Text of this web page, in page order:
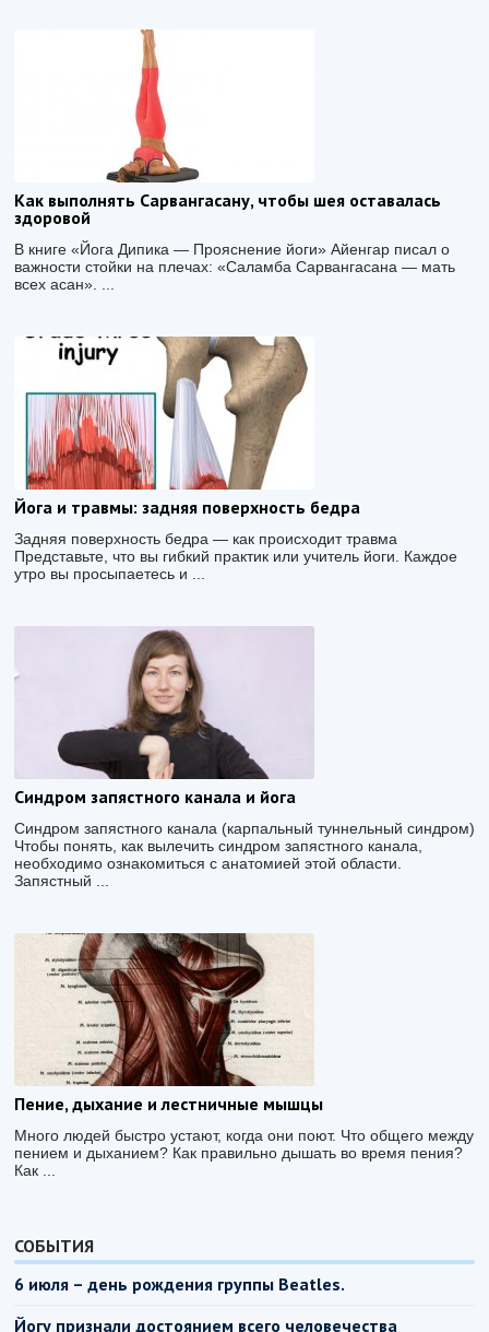
Как выполнять Сарвангасану, чтобы шея оставалась
здоровой
В книге «Йога Дипика — Прояснение йоги» Айенгар писал о
важности стойки на плечах: «Саламба Сарвангасана — мать
всех асан». ...
Йога и травмы: задняя поверхность бедра
Задняя поверхность бедра — как происходит травма
Представьте, что вы гибкий практик или учитель йоги. Каждое
утро вы просыпаетесь и ...
Cиндром запястного канала и йога
Синдром запястного канала (карпальный туннельный синдром)
Чтобы понять, как вылечить синдром запястного канала,
необходимо ознакомиться с анатомией этой области.
Запястный ...
Пение, дыхание и лестничные мышцы
Много людей быстро устают, когда они поют. Что общего между
пением и дыханием? Как правильно дышать во время пения?
Как ...
СОБЫТИЯ
6 июля – день рождения группы Beatles.
Йогу признали достоянием всего человечества